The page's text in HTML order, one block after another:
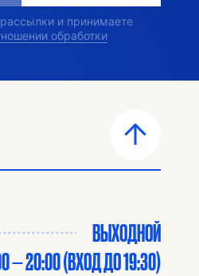
и принимаете
обработки
ВЫХОДНОЙ
— 20:00 (ВХОД ДО 19:30)